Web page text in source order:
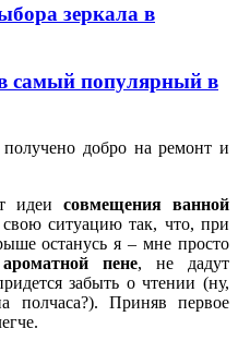
зеркала в
самый популярный в
добро на ремонт и
идеисовмещения ванной
ситуацию так, что, при
останусь я – мне просто
ароматной пене, не дадут
забыть о чтении (ну,
полчаса?). Приняв первое